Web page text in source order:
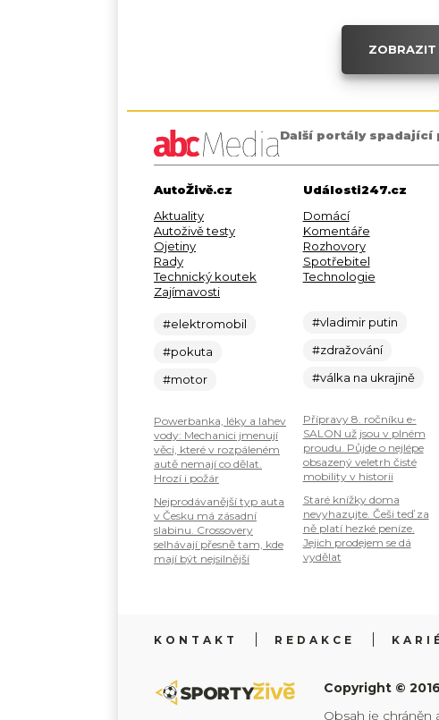
ZOBRAZIT
Další portály spadající
AutoŽivě.cz
Aktuality
Autoživě testy
Ojetiny
Rady
Technický koutek
Zajímavosti
#elektromobil
#pokuta
#motor
Powerbanka, léky a lahev
vody: Mechanici jmenují
věci, které v rozpáleném
autě nemají co dělat.
Hrozí i požár
Nejprodávanější typ auta
v Česku má zásadní
slabinu. Crossovery
selhávají přesně tam, kde
mají být nejsilnější
Události247.cz
Domácí
Komentáře
Rozhovory
Spotřebitel
Technologie
#vladimir putin
#zdražování
#válka na ukrajině
Přípravy 8. ročníku e-
SALON už jsou v plném
proudu. Půjde o nejlépe
obsazený veletrh čisté
mobility v historii
Staré knížky doma
nevyhazujte. Češi teď za
ně platí hezké peníze.
Jejich prodejem se dá
vydělat
KONTAKT REDAKCE
Copyright ©
Obsah je